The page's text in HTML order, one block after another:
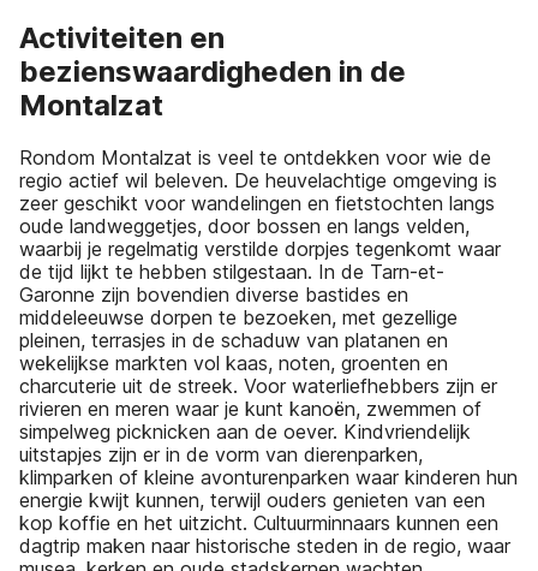
Activiteiten en
bezienswaardigheden in de
Montalzat
Rondom Montalzat is veel te ontdekken voor wie de
regio actief wil beleven. De heuvelachtige omgeving is
zeer geschikt voor wandelingen en fietstochten langs
oude landweggetjes, door bossen en langs velden,
waarbij je regelmatig verstilde dorpjes tegenkomt waar
de tijd lijkt te hebben stilgestaan. In de Tarn-et-
Garonne zijn bovendien diverse bastides en
middeleeuwse dorpen te bezoeken, met gezellige
pleinen, terrasjes in de schaduw van platanen en
wekelijkse markten vol kaas, noten, groenten en
charcuterie uit de streek. Voor waterliefhebbers zijn er
rivieren en meren waar je kunt kanoën, zwemmen of
simpelweg picknicken aan de oever. Kindvriendelijk
uitstapjes zijn er in de vorm van dierenparken,
klimparken of kleine avonturenparken waar kinderen hun
energie kwijt kunnen, terwijl ouders genieten van een
kop koffie en het uitzicht. Cultuurminnaars kunnen een
dagtrip maken naar historische steden in de regio, waar